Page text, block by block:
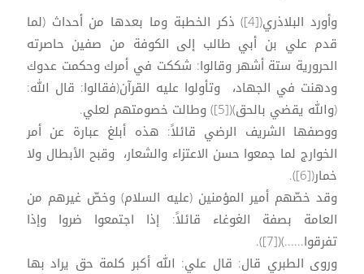
وأورد البلاذري([4]) ذكر الخطبة وما بعدها من أحداث (لما
قدم علي بن أبي طالب إلى الكوفة من صفين حاصرته
الحرورية ستة أشهر وقالوا: شككت في أمرك وحكمت عدوك
ودهنت في الجهاد، وتأولوا عليه القرآن(فقالوا: قال الله:
(والله يقضي بالحق)([5]) وطالت خصومتهم لعلي.
ووصفها الشريف الرضي قائلاً: هذه أبلغ عبارة عن أمر
الخوارج لما جمعوا حسن الاعتزاء والشعار، وقبح الأبطال ولا
خمار([6]).
وقد خصّهم أمير المؤمنين (عليه السلام) وخصّ غيرهم من
العامة بصفة الغوغاء قائلاً: إذا اجتمعوا ضروا وإذا
تفرقوا......)([7]).
وروى الطبري قال: قال علي: الله أكبر كلمة حق يراد بها